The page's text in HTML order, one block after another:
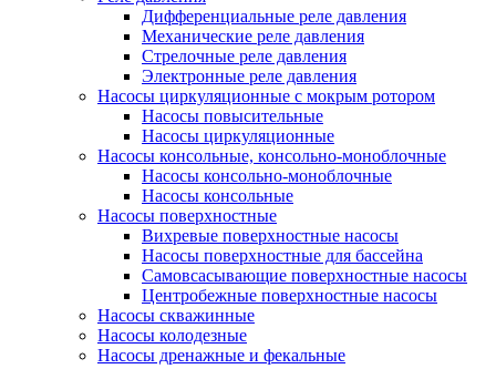
Дифференциальные реле давления
Механические реле давления
Стрелочные реле давления
Электронные реле давления
Насосы циркуляционные с мокрым ротором
Насосы повысительные
Насосы циркуляционные
Насосы консольные, консольно-моноблочные
Насосы консольно-моноблочные
Насосы консольные
Насосы поверхностные
Вихревые поверхностные насосы
Насосы поверхностные для бассейна
Самовсасывающие поверхностные насосы
Центробежные поверхностные насосы
Насосы скважинные
Насосы колодезные
Насосы дренажные и фекальные